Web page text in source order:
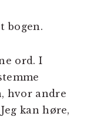
bogen.
ord. I
hvor andre
kan høre,